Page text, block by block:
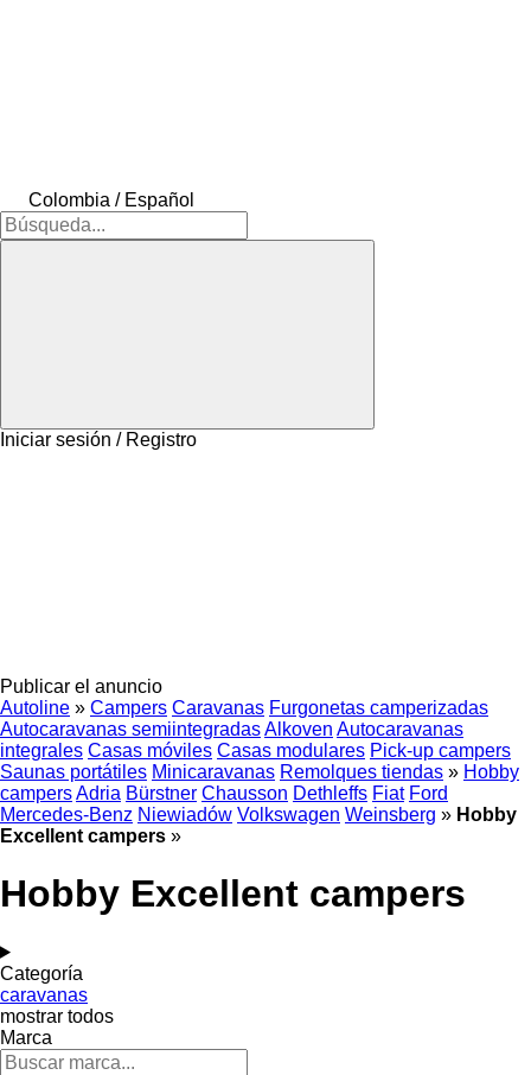
Colombia / Español
Iniciar sesión / Registro
Publicar el anuncio
Autoline » Campers Caravanas Furgonetas camperizadas
Autocaravanas semiintegradasAlkoven Autocaravanas
integrales Casas móviles Casas modulares Pick-up campers
Saunas portátiles Minicaravanas Remolques tiendas » Hobby
campersAdria Bürstner Chausson Dethleffs Fiat Ford
Mercedes-Benz Niewiadów Volkswagen Weinsberg » Hobby
Excellent campers »
Hobby Excellent campers
Categoría
caravanas
mostrar todos
Marca